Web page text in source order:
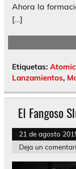
Ahora la
[…]
Etiquetas:
Lanzamientos,
El Fangoso
21 de agosto
Deja un